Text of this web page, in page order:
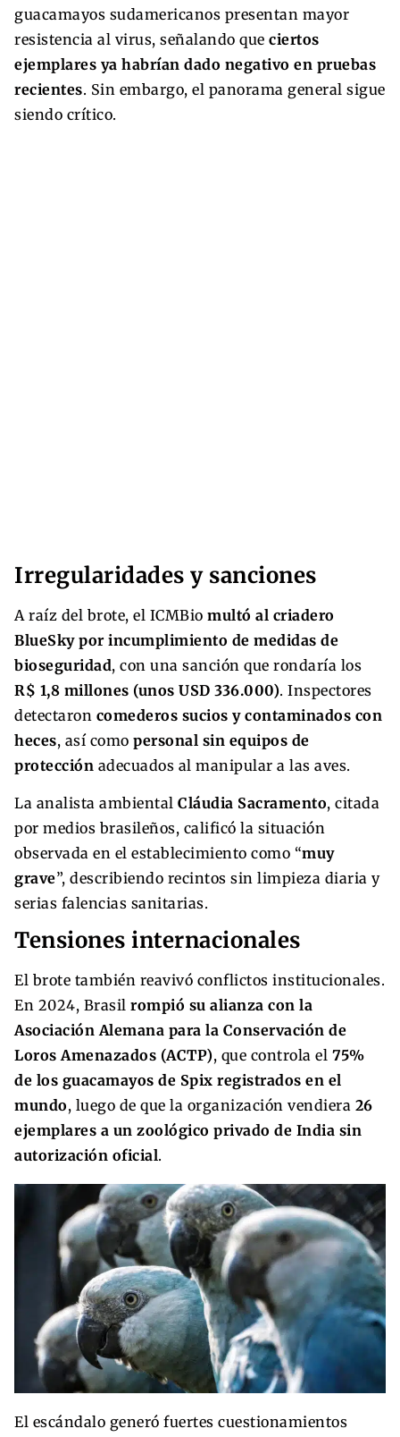
guacamayos sudamericanos presentan mayor
resistencia al virus, señalando que ciertos
ejemplares ya habrían dado negativo en pruebas
recientes. Sin embargo, el panorama general sigue
siendo crítico.
Irregularidades y sanciones
A raíz del brote, el ICMBio multó al criadero
BlueSky por incumplimiento de medidas de
bioseguridad, con una sanción que rondaría los
R$ 1,8 millones (unos USD 336.000). Inspectores
detectaron comederos sucios y contaminados con
heces, así como personal sin equipos de
protección adecuados al manipular a las aves.
La analista ambiental Cláudia Sacramento, citada
por medios brasileños, calificó la situación
observada en el establecimiento como “muy
grave”, describiendo recintos sin limpieza diaria y
serias falencias sanitarias.
Tensiones internacionales
El brote también reavivó conflictos institucionales.
En 2024, Brasil rompió su alianza con la
Asociación Alemana para la Conservación de
Loros Amenazados (ACTP), que controla el 75%
de los guacamayos de Spix registrados en el
mundo, luego de que la organización vendiera 26
ejemplares a un zoológico privado de India sin
autorización oficial.
El escándalo generó fuertes cuestionamientos